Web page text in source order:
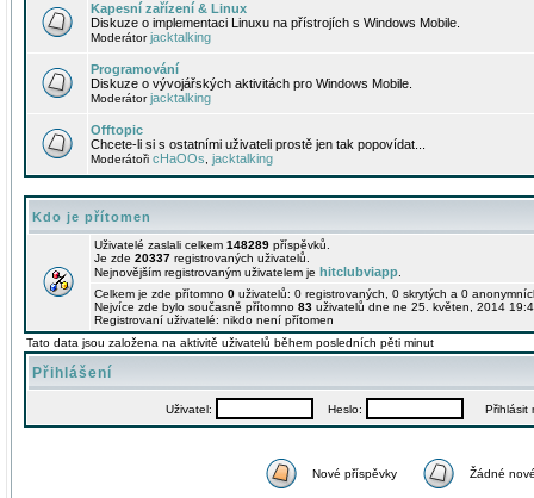
Kapesní zařízení & Linux
Diskuze o implementaci Linuxu na přístrojích s Windows Mobile.
Moderátorjacktalking
Programování
Diskuze o vývojářských aktivitách pro Windows Mobile.
Moderátorjacktalking
Offtopic
Chcete-li si s ostatními uživateli prostě jen tak popovídat...
Moderátoři cHaOOs jacktalking
Kdo je přítomen
Uživatelé zaslali celkem 148289 příspěvků.
Je zde 20337 registrovaných uživatelů.
Nejnovějším registrovaným uživatelem je hitclubviapp
Celkem je zde přítomno 0 uživatelů: 0 registrovaných, 0 skrytých a 0
Nejvíce zde bylo současně přítomno 83 uživatelů dne ne 25. květen, 2014
Registrovaní uživatelé: nikdo není přítomen
Tato data jsou založena na aktivitě uživatelů během posledních pěti minut
Přihlášení
Uživatel: Heslo: Přihlásit
Nové příspěvky Žádné